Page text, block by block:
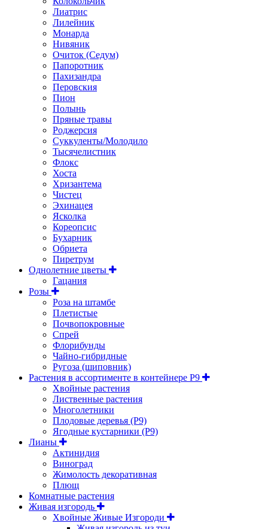
Лиатрис
Лилейник
Монарда
Нивяник
Очиток (Седум)
Папоротник
Пахизандра
Перовския
Пион
Полынь
Пряные травы
Роджерсия
Суккуленты/Молодило
Тысячелистник
Флокс
Хоста
Хризантема
Чистец
Эхинацея
Ясколка
Кореопсис
Бухарник
Обриета
Пиретрум
Однолетние цветы
Гацания
Розы
Роза на штамбе
Плетистые
Почвопокровные
Спрей
Флорибунды
Чайно-гибридные
Ругоза (шиповник)
Растения в ассортименте в контейнере P9
Хвойные растения
Лиственные растения
Многолетники
Плодовые деревья (Р9)
Ягодные кустарники (Р9)
Лианы
Актинидия
Виноград
Жимолость декоративная
Плющ
Комнатные растения
Живая изгородь
Хвойные Живые Изгороди